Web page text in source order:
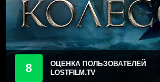
8
ОЦЕНКА ПОЛЬЗОВАТЕЛЕЙ
LOSTFILM.TV